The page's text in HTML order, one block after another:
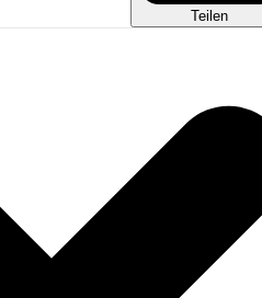
Teilen